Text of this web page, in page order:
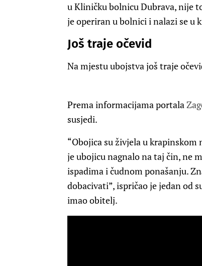
u Kliničku bolnicu Dubrava, nije
je operiran u bolnici i nalazi se u
Još traje očevid
Na mjestu ubojstva još traje
Prema informacijama portala
susjedi.
“Obojica su živjela u krapinskom
je ubojicu nagnalo na taj čin, ne
ispadima i čudnom ponašanju.
dobacivati”, ispričao je jedan od
imao obitelj.